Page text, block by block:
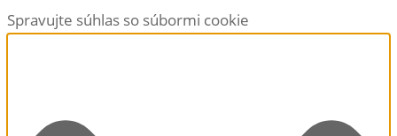
Spravujte súhlas so súbormi cookie